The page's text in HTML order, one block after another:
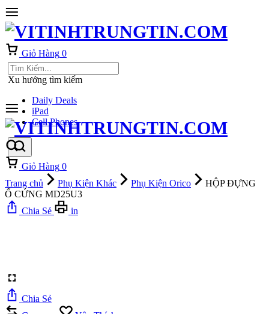
Giỏ Hàng 0
Xu hướng tìm kiếm
Daily Deals
iPad
Cell Phones
Giỏ Hàng 0
Trang chủ
Phụ Kiện Khác Phụ Kiện Orico
HỘP ĐỰNG
Ổ CỨNG MD25U3
Chia Sẻ
in
Chia Sẻ